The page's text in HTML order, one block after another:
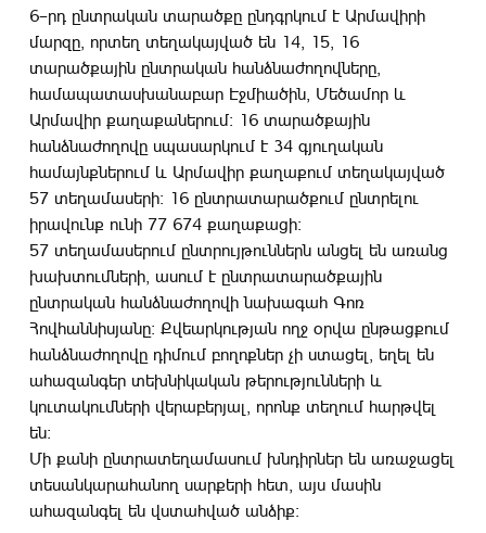
6–րդ ընտրական տարածքը ընդգրկում է Արմավիրի
մարզը, որտեղ տեղակայված են 14, 15, 16
տարածքային ընտրական հանձնաժողովները,
համապատասխանաբար Էջմիածին, Մեծամոր և
Արմավիր քաղաքաներում: 16 տարածքային
հանձնաժողովը սպասարկում է 34 գյուղական
համայնքներում և Արմավիր քաղաքում տեղակայված
57 տեղամասերի: 16 ընտրատարածքում ընտրելու
իրավունք ունի 77 674 քաղաքացի:
57 տեղամասերում ընտրույթուններն անցել են առանց
խախտումների, ասում է ընտրատարածքային
ընտրական հանձնաժողովի նախագահ Գոռ
Հովհաննիսյանը: Քվեարկության ողջ օրվա ընթացքում
հանձնաժողովը դիմում բողոքներ չի ստացել, եղել են
ահազանգեր տեխնիկական թերությունների և
կուտակումների վերաբերյալ, որոնք տեղում հարթվել
են:
Մի քանի ընտրատեղամասում խնդիրներ են առաջացել
տեսանկարահանող սարքերի հետ, այս մասին
ահազանգել են վստահված անձիք: